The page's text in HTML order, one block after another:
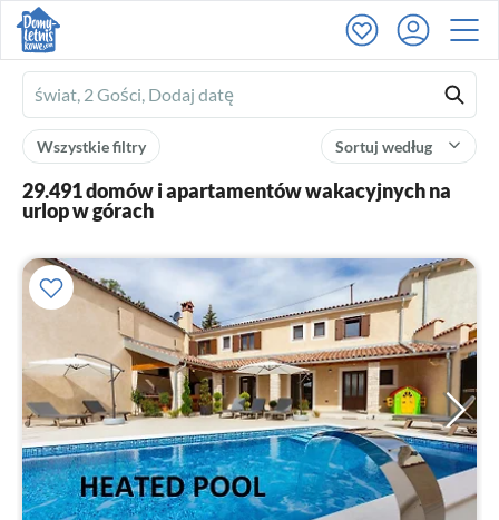
Ferienhausmiete
logo
Sortuj według
Wszystkie filtry
29.491 domów i apartamentów wakacyjnych na
urlop w górach